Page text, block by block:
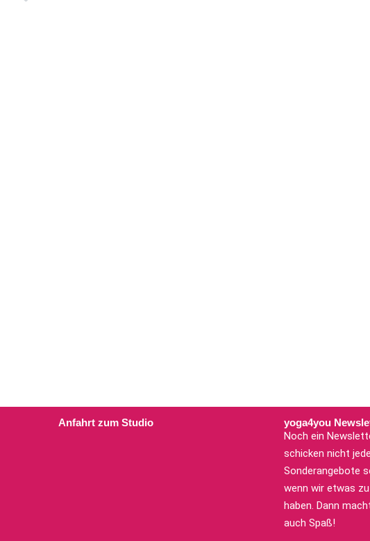
Anfahrt zum Studio yoga4you
Noch ein
schicken nicht
Sonderangebote
wenn wir etwas
haben. Dann
auch Spaß!